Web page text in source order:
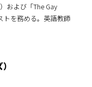
および「The Gay
トを務める。英語教師